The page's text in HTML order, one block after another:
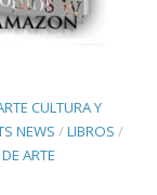
CULTURA Y
NEWS /LIBROS /
ARTE